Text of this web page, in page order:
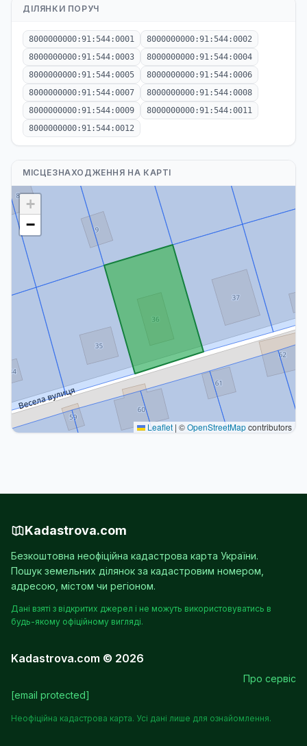
ДІЛЯНКИ ПОРУЧ
8000000000:91:544:0001
8000000000:91:544:0002
8000000000:91:544:0003
8000000000:91:544:0004
8000000000:91:544:0005
8000000000:91:544:0006
8000000000:91:544:0007
8000000000:91:544:0008
8000000000:91:544:0009
8000000000:91:544:0011
8000000000:91:544:0012
МІСЦЕЗНАХОДЖЕННЯ НА КАРТІ
+
−
Leaflet | ©OpenStreetMapcontributors
Kadastrova.com
Безкоштовна неофіційна кадастрова карта України.
Пошук земельних ділянок за кадастровим номером,
адресою, містом чи регіоном.
Дані взяті з відкритих джерел і не можуть використовуватись в
будь-якому офіційному вигляді.
Kadastrova.com © 2026
Про сервіс
[email protected]
Неофіційна кадастрова карта. Усі дані лише для ознайомлення.